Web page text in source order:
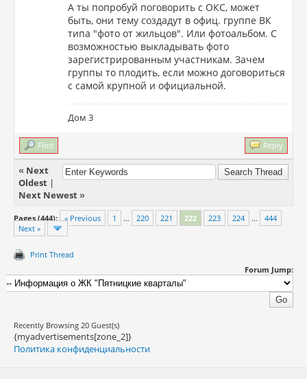
А ты попробуй поговорить с ОКС, может
быть, они тему создадут в офиц. группе ВК
типа "фото от жильцов". Или фотоальбом. С
возможностью выкладывать фото
зарегистрированным участникам. Зачем
группы то плодить, если можно договориться
с самой крупной и официальной.
Дом 3
Find Reply
« Next
Oldest|
Next Newest»
Pages (444): « Previous 1 … 220 221 222 223 224 …
444
Next »
Print Thread
Forum Jump:
Recently Browsing 20 Guest(s)
{myadvertisements[zone_2]}
Политика конфиденциальности